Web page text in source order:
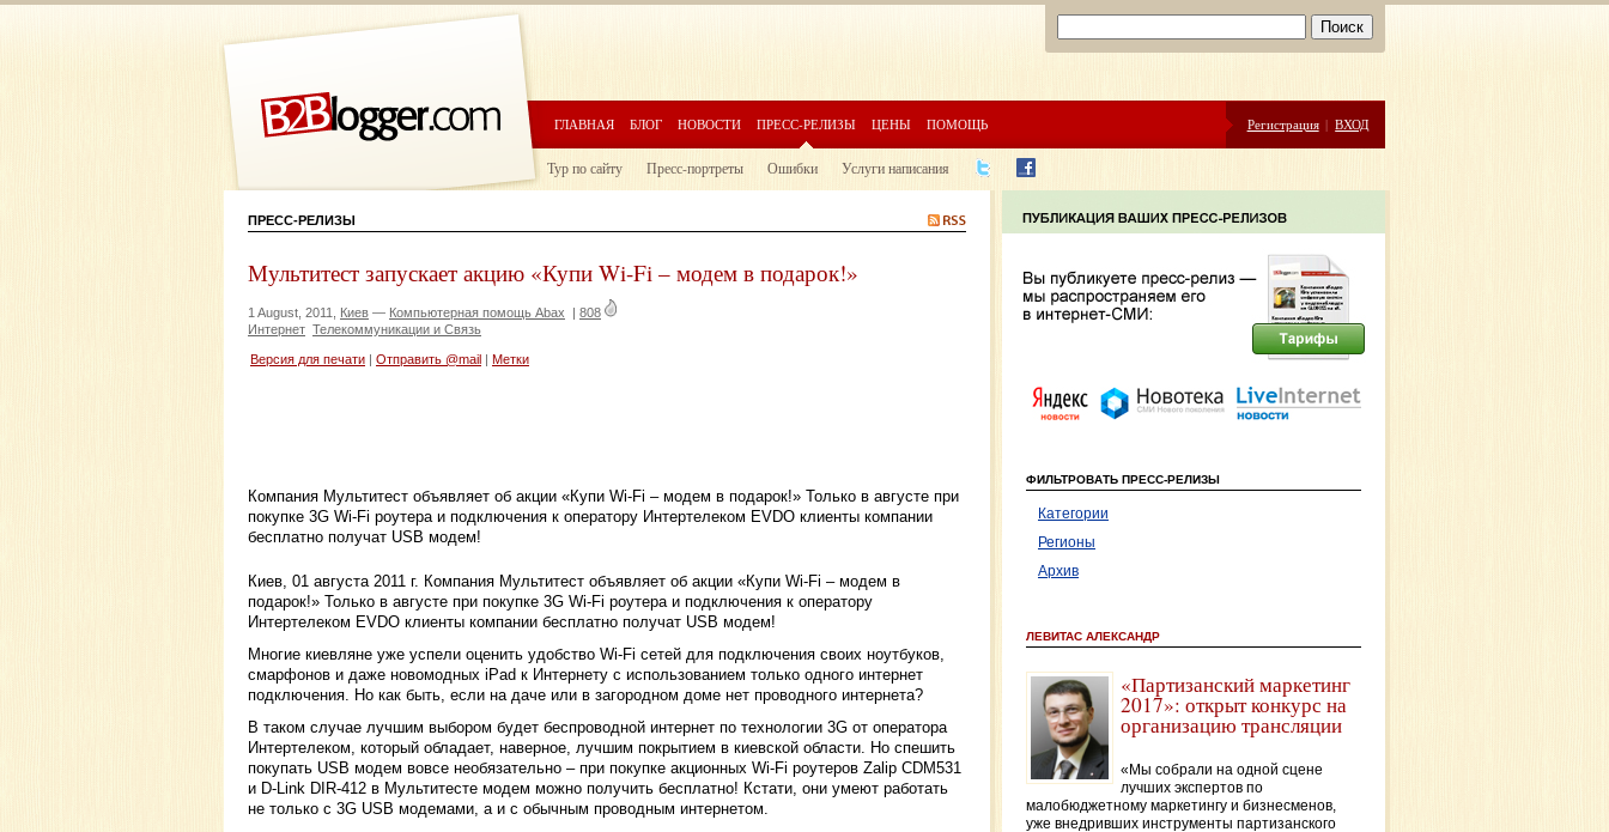
ГЛАВНАЯ БЛОГ НОВОСТИ ПРЕСС-РЕЛИЗЫ ЦЕНЫ ПОМОЩЬ Регистрация | ВХОД
Тур по сайту Пресс-портреты Ошибки Услуги написания
ПРЕСС-РЕЛИЗЫ
Мультитест запускает акцию «Купи Wi-Fi – модем в подарок!»
1 August, 2011, Киев — Компьютерная помощь Abax | 808
Интернет Телекоммуникации и Связь
Версия для печати Отправить @mail Метки
Компания Мультитест объявляет об акции «Купи Wi-Fi – модем в подарок!» Только в августе при
покупке 3G Wi-Fi роутера и подключения к оператору Интертелеком EVDO клиенты компании
бесплатно получат USB модем!
Киев, 01 августа 2011 г. Компания Мультитест объявляет об акции «Купи Wi-Fi – модем в
подарок!» Только в августе при покупке 3G Wi-Fi роутера и подключения к оператору
Интертелеком EVDO клиенты компании бесплатно получат USB модем!
Многие киевляне уже успели оценить удобство Wi-Fi сетей для подключения своих ноутбуков,
смарфонов и даже новомодных iPad к Интернету с использованием только одного интернет
подключения. Но как быть, если на даче или в загородном доме нет проводного интернета?
В таком случае лучшим выбором будет беспроводной интернет по технологии 3G от оператора
Интертелеком, который обладает, наверное, лучшим покрытием в киевской области. Но спешить
покупать USB модем вовсе необязательно – при покупке акционных Wi-Fi роутеров Zalip CDM531
и D-Link DIR-412 в Мультитесте модем можно получить бесплатно! Кстати, они умеют работать
не только с 3G USB модемами, а и с обычным проводным интернетом.
ФИЛЬТРОВАТЬ ПРЕСС-РЕЛИЗЫ
Категории
Регионы
Архив
ЛЕВИТАС АЛЕКСАНДР
«Партизанский маркетинг
2017»: открыт конкурс на
организацию трансляции
«Мы собрали на одной сцене
лучших экспертов по
малобюджетному маркетингу и бизнесменов,
уже внедривших инструменты партизанского